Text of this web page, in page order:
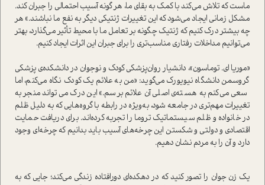
ماست که تلاش می‌کند با کمک به بقای ما، هر گونه آسیب احتمالی را جبران کند.
مشکل زمانی ایجاد می‌شود که این تغییرات ژنتیکی دیگر به نفع ما نباشند.» هر
چه بیشتر درک کنیم که ژنتیک چگونه بر تعامل ما با محیط تأثیر می‌گذارد، بهتر
می‌توانیم مداخلات رفتاری مناسب‌تری را برای جبران این اثرات ایجاد کنیم.
«موریا ای. توماسون»، دانشیار روان‌پزشکی کودک و نوجوان در دانشکده‌ی پزشکی
گروسمن دانشگاه نیویورک می‌گوید: «من به علائم یک کودک نگاه می‌کنم، اما
سعی می‌کنم به هسته‌ی اصلی آن علائم برسم.» این درک می‌تواند منجر به
تغییرات مهم‌تری در جامعه شود، به‌ویژه در رابطه با گروه‌هایی که به دلیل ظلم
در خانواده و ظلم سیستماتیک تروما را تجربه کرده‌اند. برای دریافت حمایت
اقتصادی و دولتی و شکستن این چرخه‌های آسیب باید بدانیم که چرخه‌ای وجود
دارد و آن را به مردم نشان دهیم.
یک زن جوان را تصور کنید که در دهکده‌ای دورافتاده زندگی می‌کند؛ جایی که به